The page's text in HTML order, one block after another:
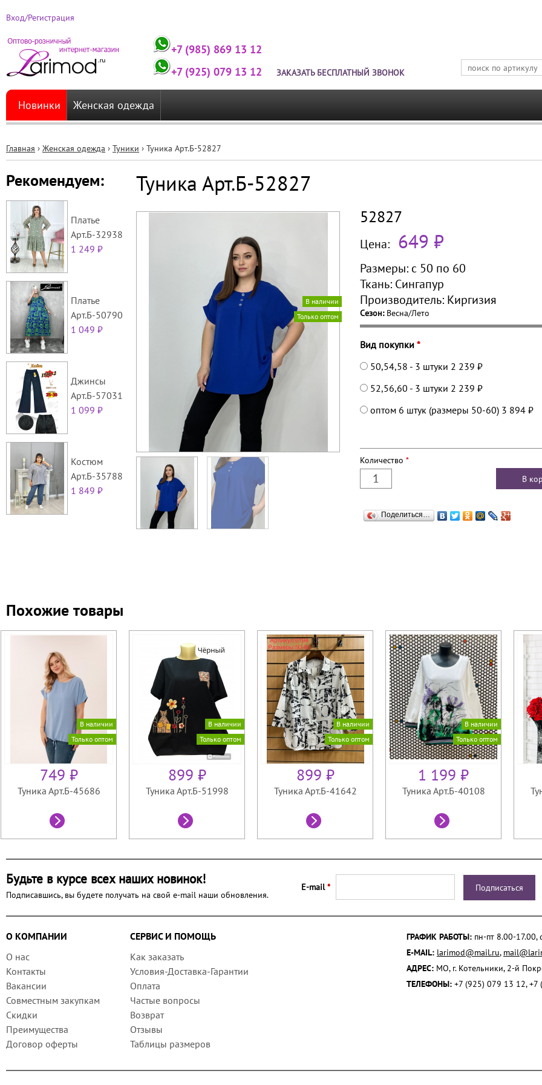
Вход/Регистрация
+7 (985) 869 13 12
+7 (925) 079 13 12
ЗАКАЗАТЬ БЕСПЛАТНЫЙ ЗВОНОК
Новинки Женская одежда
Главная › Женская одежда › Туники › Туника Арт.Б-52827
Рекомендуем:
Платье
Арт.Б-32938
1 249 ₽
Платье
Арт.Б-50790
1 049 ₽
Джинсы
Арт.Б-57031
1 099 ₽
Костюм
Арт.Б-35788
1 849 ₽
Туника Арт.Б-52827
Только оптом
В наличии
52827
Цена: 649 ₽
Размеры: с 50 по 60
Ткань: Сингапур
Производитель: Киргизия
Сезон: Весна/Лето
Вид покупки *
50,54,58 - 3 штуки 2 239 ₽
52,56,60 - 3 штуки 2 239 ₽
оптом 6 штук (размеры 50-60) 3 894 ₽
Количество *
Поделиться…
Похожие товары
В наличии
Только оптом
749 ₽
Туника Арт.Б-45686
В наличии
Только оптом
899 ₽
Туника Арт.Б-51998
В наличии
Только оптом
899 ₽
Туника Арт.Б-41642
В наличии
Только оптом
1 199 ₽
Туника Арт.Б-40108
Будьте в курсе всех наших новинок!
Подписавшись, вы будете получать на свой e-mail наши обновления.
E-mail*
О КОМПАНИИ
СЕРВИС И ПОМОЩЬ
О нас
Контакты
Вакансии
Совместным закупкам
Скидки
Преимущества
Договор оферты
Как заказать
Условия-Доставка-Гарантии
Оплата
Частые вопросы
Возврат
Отзывы
Таблицы размеров
ГРАФИК РАБОТЫ: пн-пт 8.00-17.00,
E-MAIL: larimod@mail.ru,
АДРЕС: МО, г. Котельники, 2-й
ТЕЛЕФОНЫ: +7 (925) 079 13 12,